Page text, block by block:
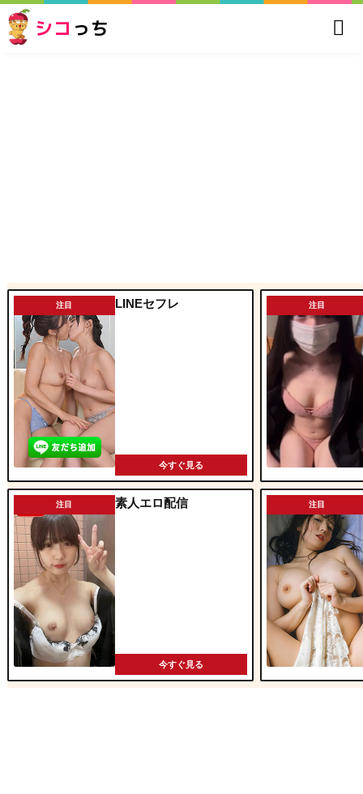
シコ っち
注目 LINEセフレ
今すぐ見る
注目 素人エロ配信
今すぐ見る
注目
注目